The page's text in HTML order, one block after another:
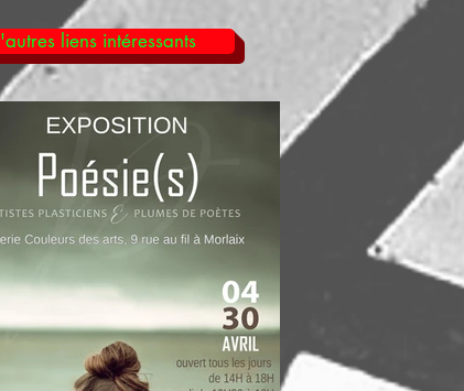
liens intéressants